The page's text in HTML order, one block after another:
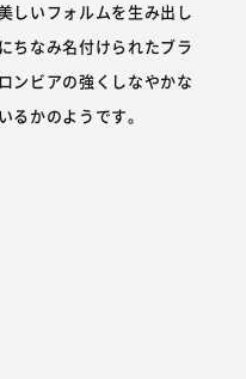
しいフォルムを生み出し
ちなみ名付けられたブラ
ンビアの強くしなやかな
るかのようです。